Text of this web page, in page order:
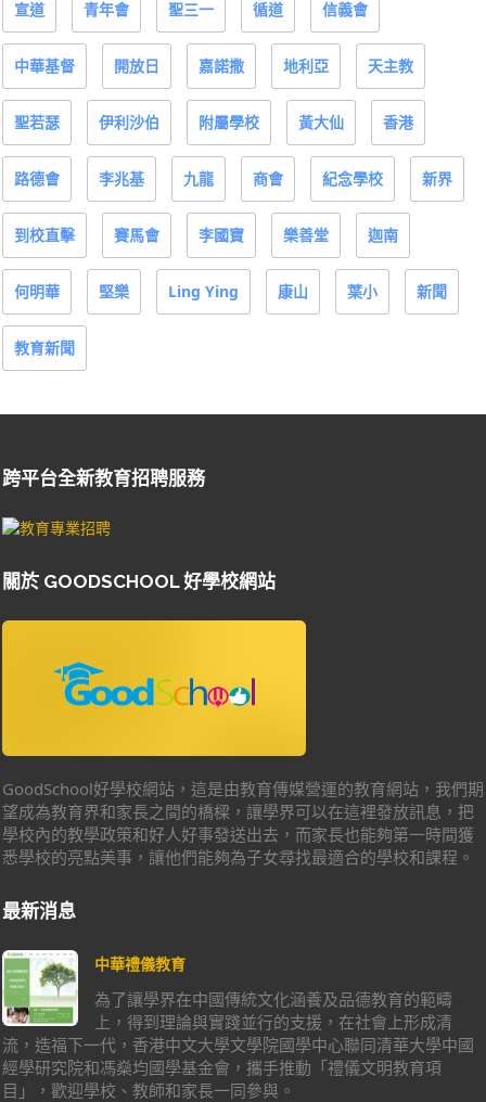
宣道 青年會 聖三一 循道 信義會
中華基督 開放日 嘉諾撒 地利亞 天主教
聖若瑟 伊利沙伯 附屬學校 黃大仙 香港
路德會 李兆基 九龍 商會 紀念學校 新界
到校直擊 賽馬會 李國寶 樂善堂 迦南
何明華 堅樂 Ling Ying 康山 葉小 新聞
教育新聞
跨平台全新教育招聘服務
關於 GOODSCHOOL 好學校網站
GoodSchool好學校網站，這是由教育傳媒營運的教育網站，我們期
望成為教育界和家長之間的橋樑，讓學界可以在這裡發放訊息，把
學校內的教學政策和好人好事發送出去，而家長也能夠第一時間獲
悉學校的亮點美事，讓他們能夠為子女尋找最適合的學校和課程。
最新消息
中華禮儀教育
為了讓學界在中國傳統文化涵養及品德教育的範疇
上，得到理論與實踐並行的支援，在社會上形成清
流，造福下一代，香港中文大學文學院國學中心聯同清華大學中國
經學研究院和馮燊均國學基金會，攜手推動「禮儀文明教育項
目」，歡迎學校、教師和家長一同參與。